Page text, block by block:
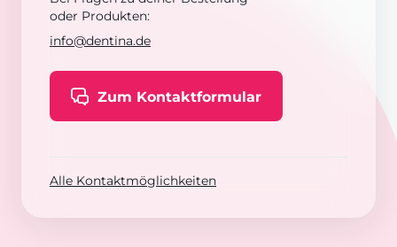
oder Produkten:
info@dentina.de
Zum Kontaktformular
Alle Kontaktmöglichkeiten